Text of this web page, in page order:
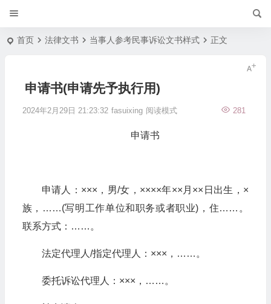
首页 法律文书 当事人参考民事诉讼文书样式 正文
申请书(申请先予执行用)
2024年2月29日 21:23:32 fasuixing 281
阅读模式
申请书
申请人：×××，男/女，××××年××月××日出生，×
族，……(写明工作单位和职务或者职业)，住……。
联系方式：……。
法定代理人/指定代理人：×××，……。
委托诉讼代理人：×××，……。